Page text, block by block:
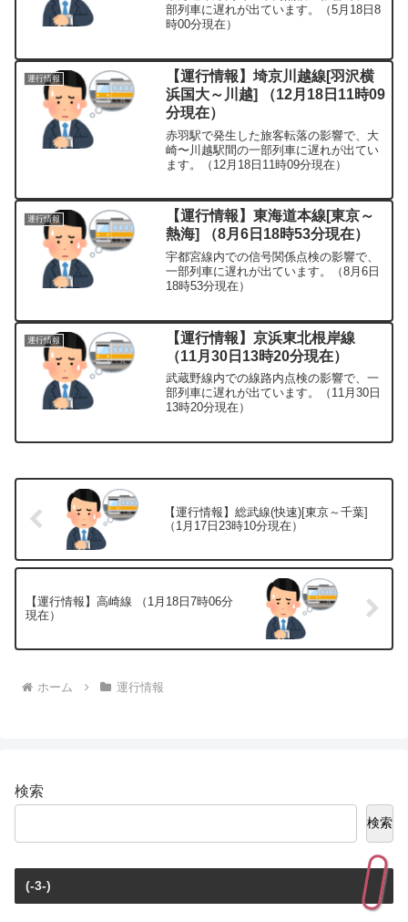
部列車に遅れが出ています。（5月18日8
時00分現在）
運行情報
【運行情報】埼京川越線[羽沢横
浜国大～川越] （12月18日11時09
分現在）
赤羽駅で発生した旅客転落の影響で、大
崎〜川越駅間の一部列車に遅れが出てい
ます。（12月18日11時09分現在）
運行情報
【運行情報】東海道本線[東京～
熱海] （8月6日18時53分現在）
宇都宮線内での信号関係点検の影響で、
一部列車に遅れが出ています。（8月6日
18時53分現在）
運行情報
【運行情報】京浜東北根岸線
（11月30日13時20分現在）
武蔵野線内での線路内点検の影響で、一
部列車に遅れが出ています。（11月30日
13時20分現在）
【運行情報】総武線(快速)[東京～千葉]
（1月17日23時10分現在）
【運行情報】高崎線 （1月18日7時06分
現在）
ホーム 運行情報
検索
検索
(-3-)